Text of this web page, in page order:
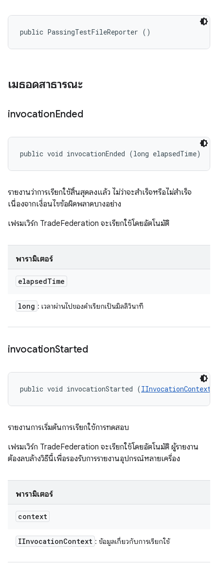
public PassingTestFileReporter ()
เมธอดสาธารณะ
invocationEnded
public void invocationEnded (long elapsedTime)
รายงานว่าการเรียกใช้สิ้นสุดลงแล้ว ไม่ว่าจะสำเร็จหรือไม่สำเร็จ
เนื่องจากเงื่อนไขข้อผิดพลาดบางอย่าง
เฟรมเวิร์ก TradeFederation จะเรียกใช้โดยอัตโนมัติ
พารามิเตอร์
elapsedTime
long : เวลาผ่านไปของคําเรียกเป็นมิลลิวินาที
invocationStarted
public void invocationStarted (IInvocationContext
รายงานการเริ่มต้นการเรียกใช้การทดสอบ
เฟรมเวิร์ก TradeFederation จะเรียกใช้โดยอัตโนมัติ ผู้รายงาน
ต้องลบล้างวิธีนี้เพื่อรองรับการรายงานอุปกรณ์หลายเครื่อง
พารามิเตอร์
context
IInvocationContext : ข้อมูลเกี่ยวกับการเรียกใช้